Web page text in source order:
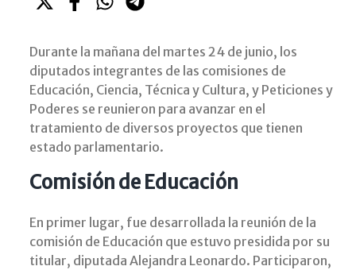
Durante la mañana del martes 24 de junio, los
diputados integrantes de las comisiones de
Educación, Ciencia, Técnica y Cultura, y Peticiones y
Poderes se reunieron para avanzar en el
tratamiento de diversos proyectos que tienen
estado parlamentario.
Comisión de Educación
En primer lugar, fue desarrollada la reunión de la
comisión de Educación que estuvo presidida por su
titular, diputada Alejandra Leonardo. Participaron,